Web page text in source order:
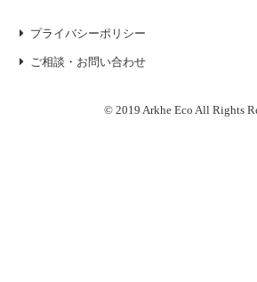
プライバシーポリシー
ご相談・お問い合わせ
© 2019 Arkhe Eco All Rights